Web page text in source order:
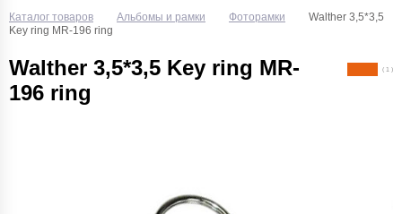
Каталог товаров Альбомы и рамки Фоторамки
Walther 3,5*3,5
Key ring MR-196 ring
Walther 3,5*3,5 Key ring MR-
196 ring
( 1 )